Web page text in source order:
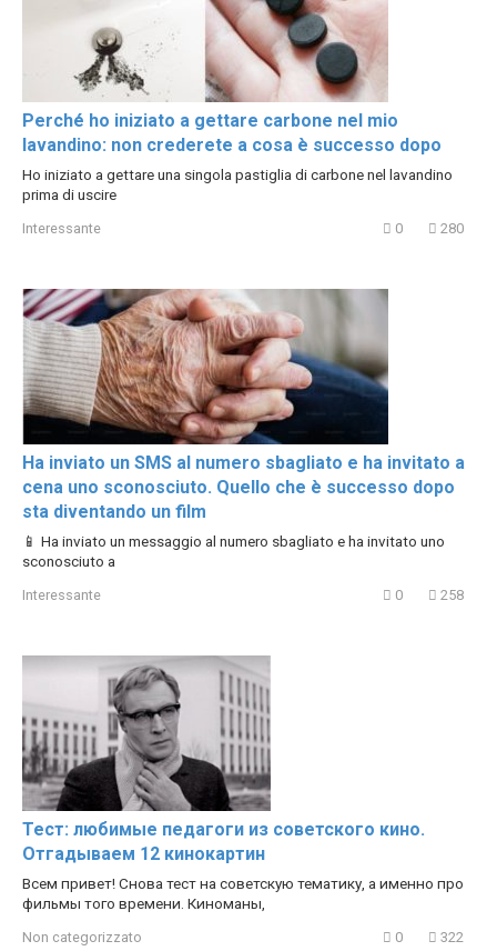
Perché ho iniziato a gettare carbone nel mio
lavandino: non crederete a cosa è successo dopo
Ho iniziato a gettare una singola pastiglia di carbone nel lavandino
prima di uscire
Interessante 0 280
Ha inviato un SMS al numero sbagliato e ha invitato a
cena uno sconosciuto. Quello che è successo dopo
sta diventando un film
📱 Ha inviato un messaggio al numero sbagliato e ha invitato uno
sconosciuto a
Interessante 0 258
Тест: любимые педагоги из советского кино.
Отгадываем 12 кинокартин
Всем привет! Снова тест на советскую тематику, а именно про
фильмы того времени. Киноманы,
Non categorizzato 0 322